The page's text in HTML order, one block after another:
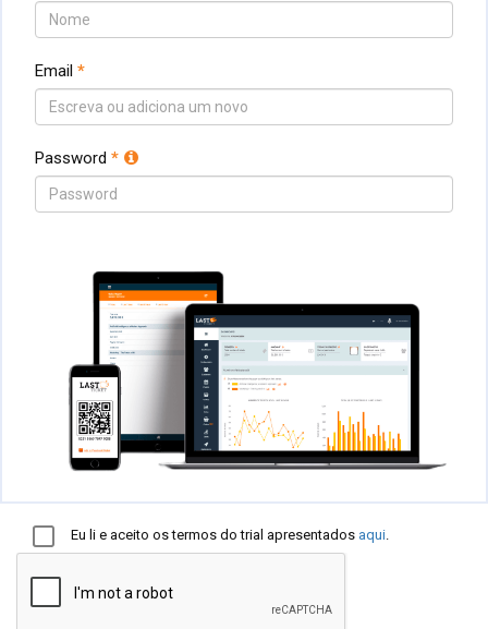
Email *
Password *
Eu li e aceito os termos do trial apresentados aqui.